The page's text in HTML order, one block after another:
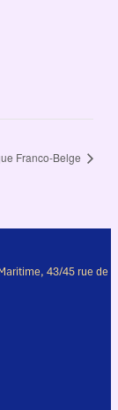
Franco-Belge
43/45 rue de